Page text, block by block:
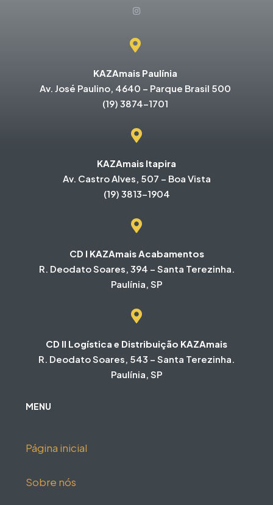
KAZAmais Paulínia
Av. José Paulino, 4640 – Parque Brasil 500
(19) 3874-1701
KAZAmais Itapira
Av. Castro Alves, 507 – Boa Vista
(19) 3813-1904
CD I KAZAmais Acabamentos
R. Deodato Soares, 394 – Santa Terezinha.
Paulínia, SP
CD II Logística e Distribuição KAZAmais
R. Deodato Soares, 543 – Santa Terezinha.
Paulínia, SP
MENU
Página inicial
Sobre nós